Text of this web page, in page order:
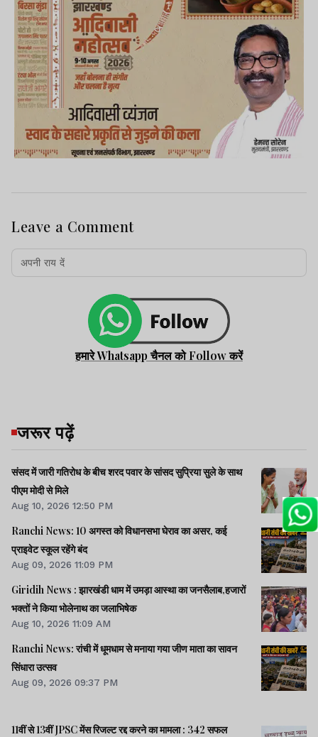
Leave a Comment
हमारे Whatsapp चैनल को Follow करें
जरूर पढ़ें
संसद में जारी गतिरोध के बीच शरद पवार के सांसद सुप्रिया सुले के साथ
पीएम मोदी से मिले
Aug 10, 2026 12:50 PM
Ranchi News: 10 अगस्त को विधानसभा घेराव का असर, कई
प्राइवेट स्कूल रहेंगे बंद
Aug 09, 2026 11:09 PM
Giridih News : झारखंडी धाम में उमड़ा आस्था का जनसैलाब,हजारों
भक्तों ने किया भोलेनाथ का जलाभिषेक
Aug 10, 2026 11:09 AM
Ranchi News: रांची में धूमधाम से मनाया गया जीण माता का सावन
सिंधारा उत्सव
Aug 09, 2026 09:37 PM
11वीं से 13वीं JPSC मेंस रिजल्ट रद्द करने का मामला : 342 सफल